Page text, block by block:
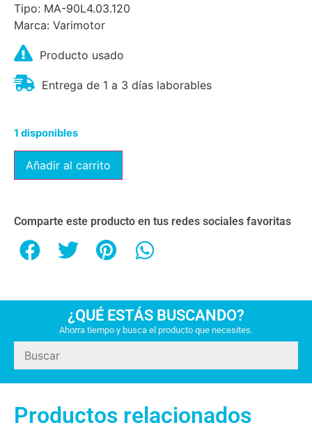
Tipo: MA-90L4.03.120
Marca: Varimotor
Producto usado
Entrega de 1 a 3 días laborables
1 disponibles
Añadir al carrito
Comparte este producto en tus redes sociales favoritas
¿QUÉ ESTÁS BUSCANDO?
Ahorra tiempo y busca el producto que necesites.
Productos relacionados